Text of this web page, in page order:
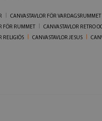
CANVASTAVLOR FÖR VARDAGSRUMMET
FÖR RUMMET
CANVASTAVLOR RETRO
RELIGIÖS
CANVASTAVLOR JESUS